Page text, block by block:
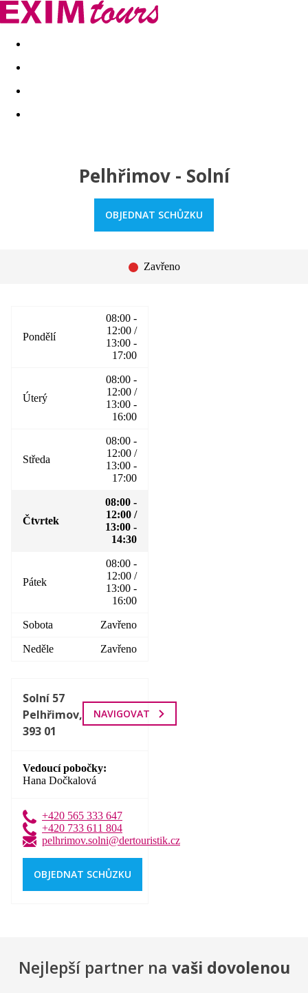
Akční nabídky Last minute
Pelhřimov - Solní
OBJEDNAT SCHŮZKU
Zavřeno
Pondělí
08:00 -
12:00 /
13:00 -
17:00
Úterý
08:00 -
12:00 /
13:00 -
16:00
Středa
08:00 -
12:00 /
13:00 -
17:00
Čtvrtek
08:00 -
12:00 /
13:00 -
14:30
Pátek
08:00 -
12:00 /
13:00 -
16:00
Sobota Zavřeno
Neděle Zavřeno
Solní 57
Pelhřimov,
393 01
NAVIGOVAT
Vedoucí pobočky
Hana Dočkalová
+420 565 333 647
+420 733 611 804
pelhrimov.solni@dertouristik.cz
OBJEDNAT SCHŮZKU
Nejlepší partner na vaši dovolenou